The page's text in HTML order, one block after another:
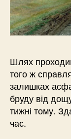
Шлях
того ж
залишках
бруду від
тижні тому.
час.